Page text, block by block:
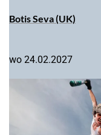
Botis Seva (UK)
wo 24.02.2027